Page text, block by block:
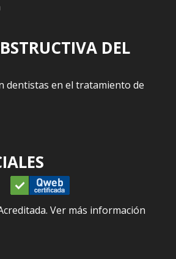
DEL
dentistas en el tratamiento de